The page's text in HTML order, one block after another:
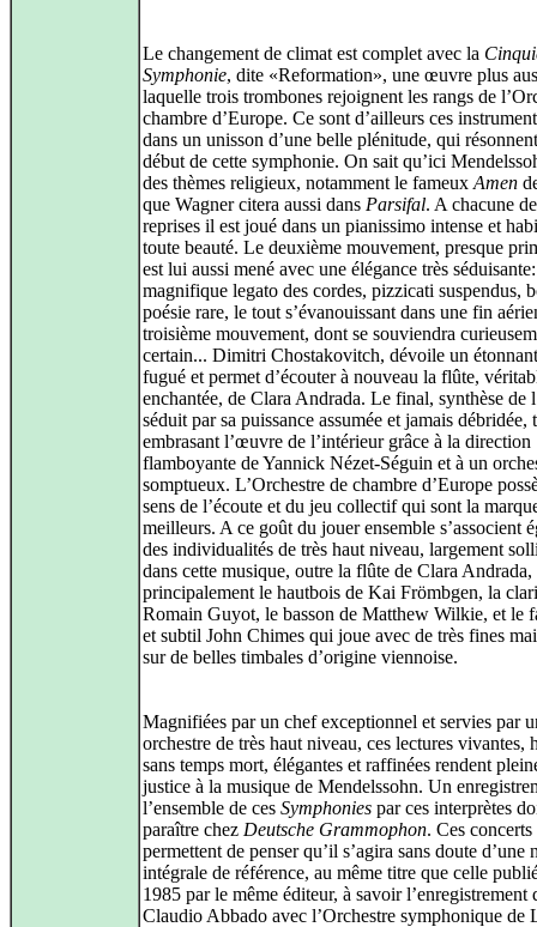
Le changement de climat est complet avec la
Symphonie, dite «Reformation», une œuvre plus
laquelle trois trombones rejoignent les rangs de
chambre d’Europe. Ce sont d’ailleurs ces
dans un unisson d’une belle plénitude, qui
début de cette symphonie. On sait qu’ici
des thèmes religieux, notamment le fameux Amen
que Wagner citera aussi dans Parsifal. A chacune
reprises il est joué dans un pianissimo intense et
toute beauté. Le deuxième mouvement, presque
est lui aussi mené avec une élégance très séduisante:
magnifique legato des cordes, pizzicati suspendus,
poésie rare, le tout s’évanouissant dans une fin
troisième mouvement, dont se souviendra
certain... Dimitri Chostakovitch, dévoile un étonnant
fugué et permet d’écouter à nouveau la flûte,
enchantée, de Clara Andrada. Le final, synthèse de
séduit par sa puissance assumée et jamais débridée,
embrasant l’œuvre de l’intérieur grâce à la direction
flamboyante de Yannick Nézet-Séguin et à un
somptueux. L’Orchestre de chambre d’Europe
sens de l’écoute et du jeu collectif qui sont la
meilleurs. A ce goût du jouer ensemble s’associent
des individualités de très haut niveau, largement
dans cette musique, outre la flûte de Clara Andrada,
principalement le hautbois de Kai Frömbgen, la
Romain Guyot, le basson de Matthew Wilkie, et le
et subtil John Chimes qui joue avec de très fines
sur de belles timbales d’origine viennoise.
Magnifiées par un chef exceptionnel et servies par
orchestre de très haut niveau, ces lectures vivantes,
sans temps mort, élégantes et raffinées rendent
justice à la musique de Mendelssohn. Un
l’ensemble de ces Symphonies par ces interprètes
paraître chez Deutsche Grammophon. Ces
permettent de penser qu’il s’agira sans doute d’une
intégrale de référence, au même titre que celle
1985 par le même éditeur, à savoir l’enregistrement
Claudio Abbado avec l’Orchestre symphonique de